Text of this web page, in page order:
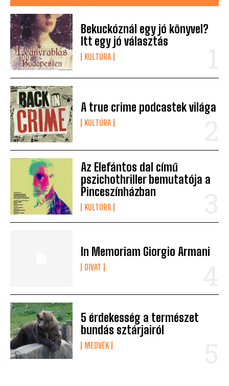
Bekuckóznál egy jó könyvel?
Itt egy jó választás
KULTÚRA
A true crime podcastek világa
KULTÚRA
Az Elefántos dal című
pszichothriller bemutatója a
Pinceszínházban
KULTÚRA
In Memoriam Giorgio Armani
DIVAT
5 érdekesség a természet
bundás sztárjairól
MEDVÉK